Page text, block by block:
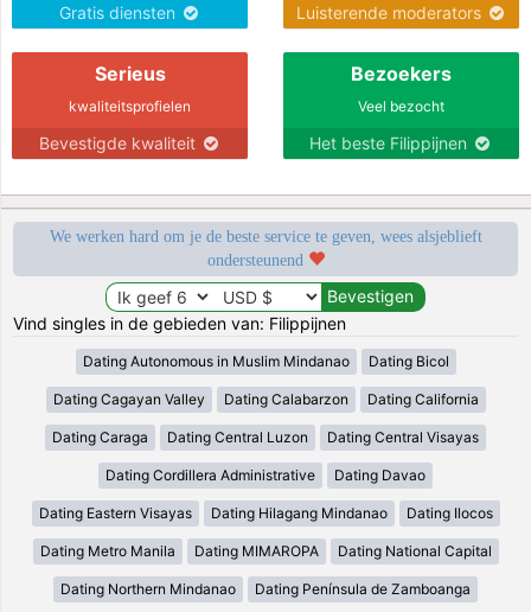
Gratis diensten Luisterende moderators
Serieus
kwaliteitsprofielen
Bevestigde kwaliteit
Bezoekers
Veel bezocht
Het beste Filippijnen
We werken hard om je de beste service te geven, wees alsjeblieft
ondersteunend
Vind singles in de gebieden van: Filippijnen
Dating Autonomous in Muslim Mindanao Dating Bicol
Dating Cagayan Valley Dating Calabarzon Dating California
Dating Caraga Dating Central Luzon Dating Central Visayas
Dating Cordillera Administrative Dating Davao
Dating Eastern Visayas Dating Hilagang Mindanao Dating Ilocos
Dating Metro Manila Dating MIMAROPA Dating National Capital
Dating Northern Mindanao Dating Península de Zamboanga